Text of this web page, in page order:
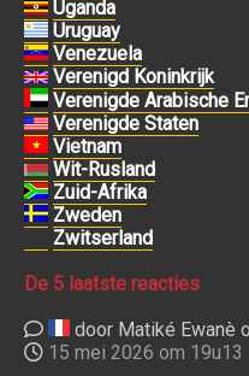
Uganda
Uruguay
Venezuela
Verenigd Koninkrijk
Verenigde Arabische
Verenigde Staten
Vietnam
Wit-Rusland
Zuid-Afrika
Zweden
Zwitserland
De 5 laatste reacties
door Matiké Ewanè
15 mei 2026 om 19u13